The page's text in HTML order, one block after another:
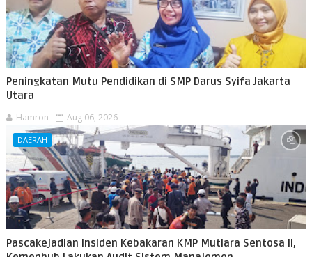
Peningkatan Mutu Pendidikan di SMP Darus Syifa Jakarta
Utara
Hamron Aug 06, 2026
DAERAH
Pascakejadian Insiden Kebakaran KMP Mutiara Sentosa II,